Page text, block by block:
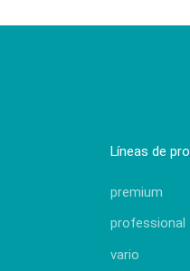
Líneas de
premium
professional
vario